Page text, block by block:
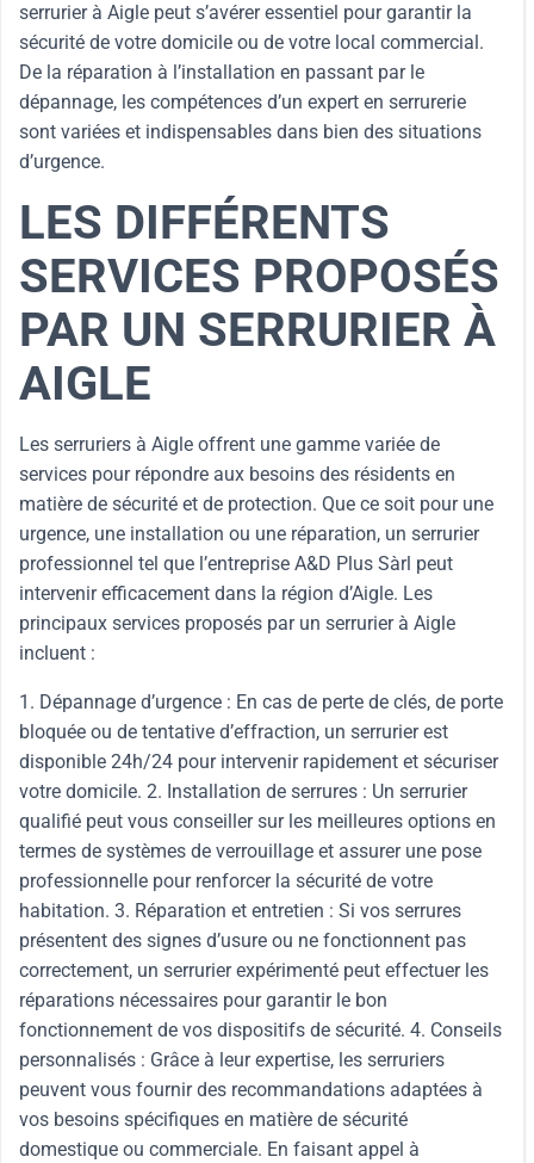
serrurier à Aigle peut s’avérer essentiel pour garantir la
sécurité de votre domicile ou de votre local commercial.
De la réparation à l’installation en passant par le
dépannage, les compétences d’un expert en serrurerie
sont variées et indispensables dans bien des situations
d’urgence.
LES DIFFÉRENTS
SERVICES PROPOSÉS
PAR UN SERRURIER À
AIGLE
Les serruriers à Aigle offrent une gamme variée de
services pour répondre aux besoins des résidents en
matière de sécurité et de protection. Que ce soit pour une
urgence, une installation ou une réparation, un serrurier
professionnel tel que l’entreprise A&D Plus Sàrl peut
intervenir efficacement dans la région d’Aigle. Les
principaux services proposés par un serrurier à Aigle
incluent :
1. Dépannage d’urgence : En cas de perte de clés, de porte
bloquée ou de tentative d’effraction, un serrurier est
disponible 24h/24 pour intervenir rapidement et sécuriser
votre domicile. 2. Installation de serrures : Un serrurier
qualifié peut vous conseiller sur les meilleures options en
termes de systèmes de verrouillage et assurer une pose
professionnelle pour renforcer la sécurité de votre
habitation. 3. Réparation et entretien : Si vos serrures
présentent des signes d’usure ou ne fonctionnent pas
correctement, un serrurier expérimenté peut effectuer les
réparations nécessaires pour garantir le bon
fonctionnement de vos dispositifs de sécurité. 4. Conseils
personnalisés : Grâce à leur expertise, les serruriers
peuvent vous fournir des recommandations adaptées à
vos besoins spécifiques en matière de sécurité
domestique ou commerciale. En faisant appel à